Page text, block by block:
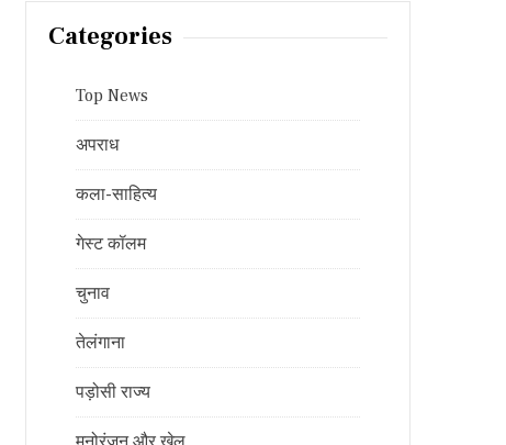
Categories
Top News
अपराध
कला-साहित्य
गेस्ट कॉलम
चुनाव
तेलंगाना
पड़ोसी राज्य